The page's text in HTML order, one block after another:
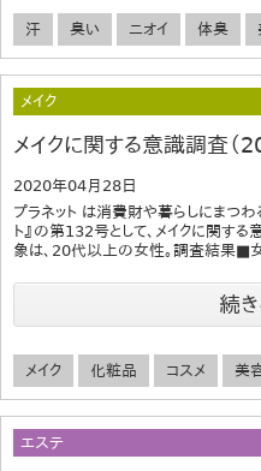
汗 臭い ニオイ 体臭
メイク
メイクに関する意識調査（
2020年04月28日
プラネット は消費財や暮らしにまつわ
ト』の第132号として、メイクに関す
象は、20代以上の女性。調査結果■
続
メイク 化粧品 コスメ 美
エステ